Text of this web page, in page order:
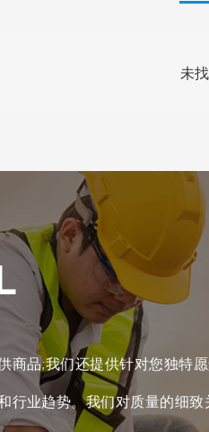
未
品;我们还提供针对您独特
行业趋势。我们对质量的细